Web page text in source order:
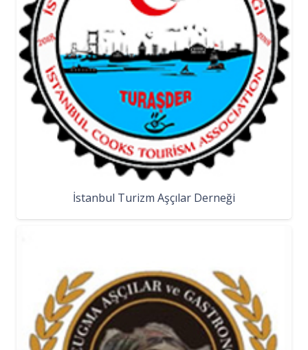
İstanbul Turizm Aşçılar Derneği